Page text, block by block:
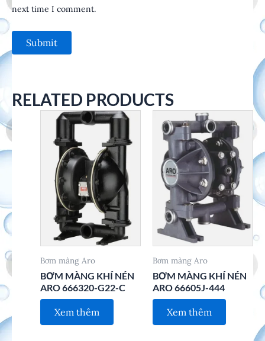
next time I comment.
RELATED PRODUCTS
Bơm màng Aro
BƠM MÀNG KHÍ NÉN
ARO 666320-G22-C
Xem thêm
Bơm màng Aro
BƠM MÀNG KHÍ NÉN
ARO 66605J-444
Xem thêm